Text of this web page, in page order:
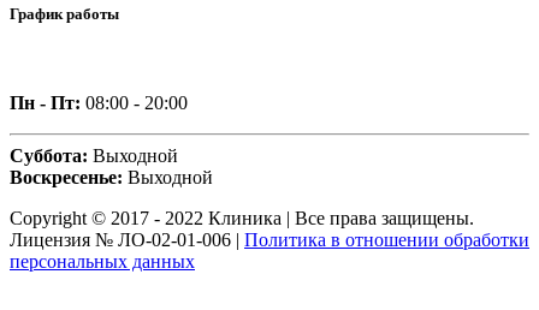
График работы
Пн - Пт: 08:00 - 20:00
Суббота: Выходной
Воскресенье: Выходной
Copyright © 2017 - 2022 Клиника | Все права защищены.
Лицензия № ЛО-02-01-006 | Политика в отношении обработки
персональных данных